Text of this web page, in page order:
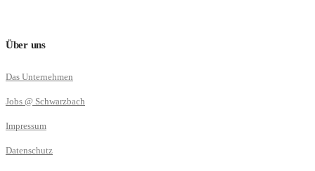
Über uns
Das Unternehmen
Jobs @ Schwarzbach
Impressum
Datenschutz